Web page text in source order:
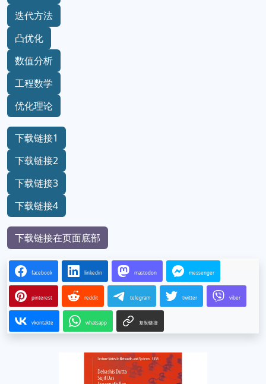
迭代方法
凸优化
数值分析
工程数学
优化理论
下载链接1
下载链接2
下载链接3
下载链接4
下载链接在页面底部
facebook linkedin mastodon messenger
pinterest reddit telegram twitter viber
vkontakte whatsapp 复制链接